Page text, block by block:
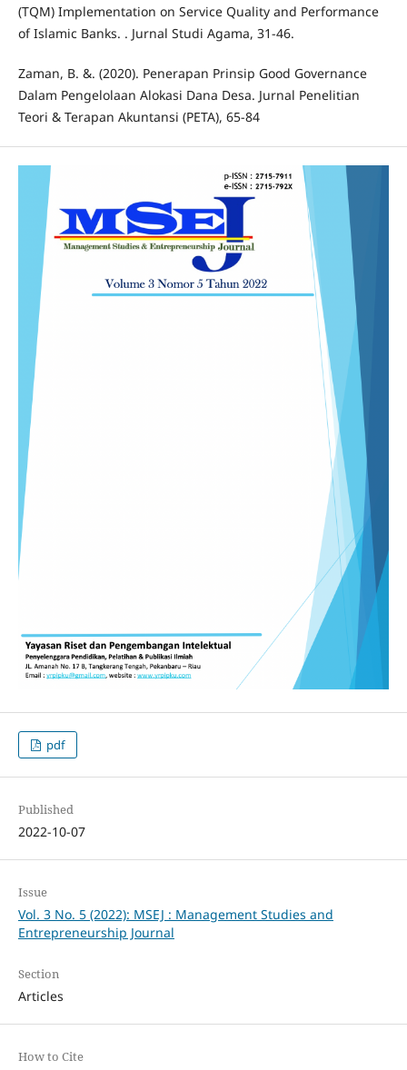
(TQM) Implementation on Service Quality and Performance
of Islamic Banks. . Jurnal Studi Agama, 31-46.
Zaman, B. &. (2020). Penerapan Prinsip Good Governance
Dalam Pengelolaan Alokasi Dana Desa. Jurnal Penelitian
Teori & Terapan Akuntansi (PETA), 65-84
pdf
Published
2022-10-07
Issue
Vol. 3 No. 5 (2022): MSEJ : Management Studies and
Entrepreneurship Journal
Section
Articles
How to Cite